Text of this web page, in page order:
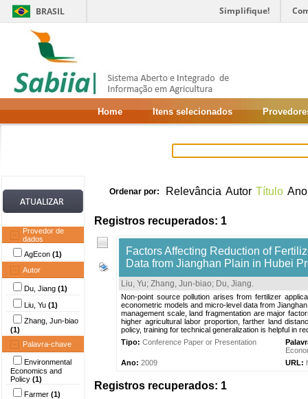
BRASIL Simplifique!
Home Itens selecionados
Provedor de
dados
AgEcon (1)
Autor
Du, Jiang (1)
Liu, Yu (1)
Zhang, Jun-biao
(1)
Palavra-chave
Environmental
Economics and
Policy (1)
Farmer (1)
Ordenar por: Relevância Autor Título Ano
Registros recuperados: 1
Factors Affecting Reduction of
Data from Jianghan Plain in Hubei
Liu, Yu; Zhang, Jun-biao; Du, Jiang.
Non-point source pollution arises from fertilizer
econometric models and micro-level data from
management scale, land fragmentation are major
higher agricultural labor proportion, farther land
policy, training for technical generalization is helpful in
Tipo: Conference Paper or Presentation
Ano: 2009 URL:
Registros recuperados: 1